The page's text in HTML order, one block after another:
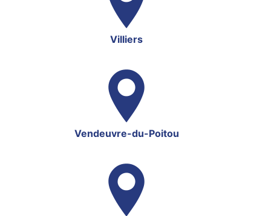
Villiers
Vendeuvre-du-Poitou